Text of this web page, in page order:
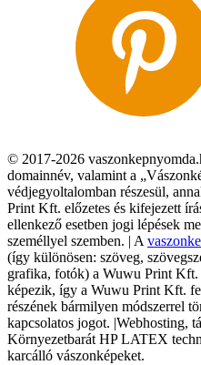
© 2017-2026
domainnév, valamint a
védjegyoltalomban részesül,
Print Kft. előzetes és kifejezett
ellenkező esetben jogi lépések
személlyel szemben. | A
(így különösen: szöveg,
grafika, fotók) a Wuwu Print
képezik, így a Wuwu Print Kft.
részének bármilyen módszerrel
kapcsolatos jogot. |Webhosting,
Környezetbarát HP LATEX
karcálló vászonképeket.